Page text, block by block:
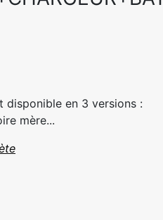
disponible en 3 versions :
mère...